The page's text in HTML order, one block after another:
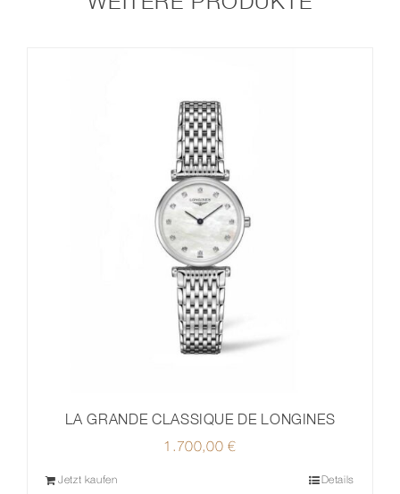
LA GRANDE CLASSIQUE DE LONGINES
1.700,00€
Jetzt kaufen Details